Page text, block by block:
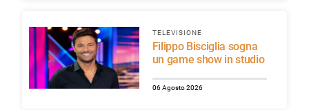
TELEVISIONE
Filippo Bisciglia sogna
un game show in studio
06 Agosto 2026